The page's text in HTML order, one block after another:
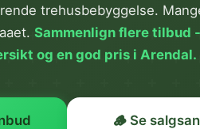
trehusbebyggelse.
Sammenlign flere tilbud
og en god pris i Arendal.
🪵 Se